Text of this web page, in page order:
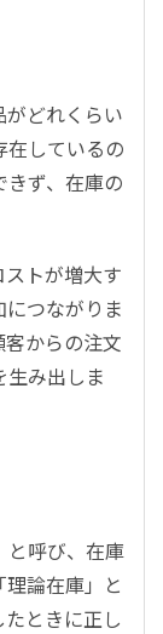
どれくらい
在しているの
ず、在庫の
トが増大す
つながりま
からの注文
生み出しま
と呼び、在庫
論在庫」と
ときに正し